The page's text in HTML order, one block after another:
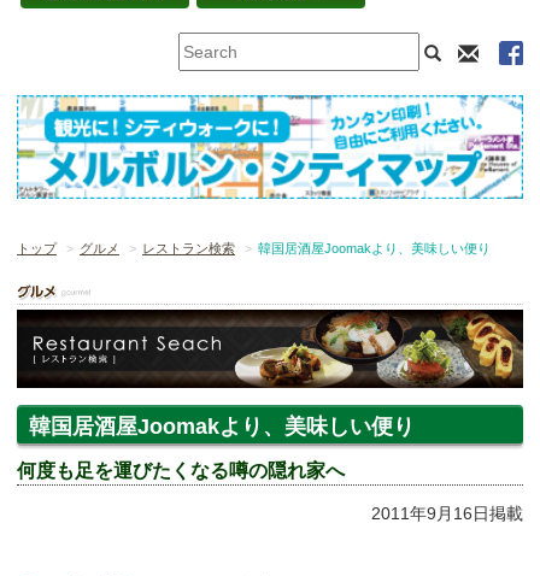
トップ グルメ レストラン検索 韓国居酒屋Joomakより、美味しい便り
韓国居酒屋Joomakより、美味しい便り
何度も足を運びたくなる噂の隠れ家へ
2011年9月16日掲載